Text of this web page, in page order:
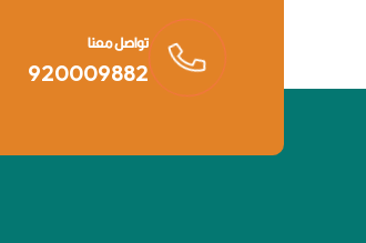
تواصل معنا
920009882